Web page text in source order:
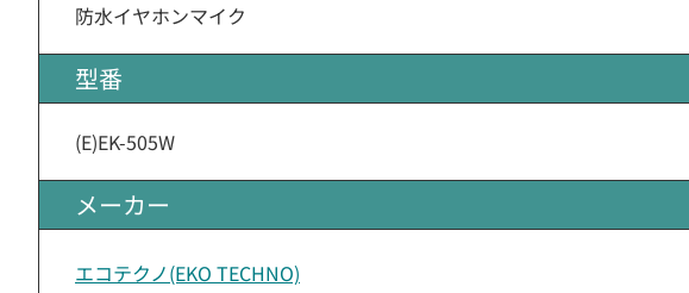
防水イヤホンマイク
型番
(E)EK-505W
メーカー
エコテクノ(EKO TECHNO)